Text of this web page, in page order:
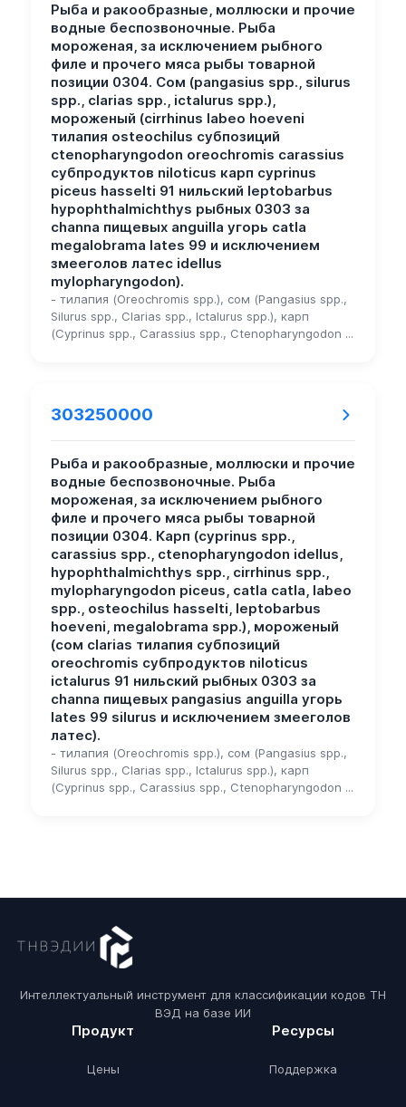
Рыба и ракообразные, моллюски и прочие
водные беспозвоночные. Рыба
мороженая, за исключением рыбного
филе и прочего мяса рыбы товарной
позиции 0304. Сом (pangasius spp., silurus
spp., clarias spp., ictalurus spp.),
мороженый (cirrhinus labeo hoeveni
тилапия osteochilus субпозиций
ctenopharyngodon oreochromis carassius
субпродуктов niloticus карп cyprinus
piceus hasselti 91 нильский leptobarbus
hypophthalmichthys рыбных 0303 за
channa пищевых anguilla угорь catla
megalobrama lates 99 и исключением
змееголов латес idellus
mylopharyngodon).
- тилапия (Oreochromis spp.), сом (Pangasius spp.,
Silurus spp., Clarias spp., Ictalurus spp.), карп
(Cyprinus spp., Carassius spp., Ctenopharyngodon ...
303250000
Рыба и ракообразные, моллюски и прочие
водные беспозвоночные. Рыба
мороженая, за исключением рыбного
филе и прочего мяса рыбы товарной
позиции 0304. Карп (cyprinus spp.,
carassius spp., ctenopharyngodon idellus,
hypophthalmichthys spp., cirrhinus spp.,
mylopharyngodon piceus, catla catla, labeo
spp., osteochilus hasselti, leptobarbus
hoeveni, megalobrama spp.), мороженый
(сом clarias тилапия субпозиций
oreochromis субпродуктов niloticus
ictalurus 91 нильский рыбных 0303 за
channa пищевых pangasius anguilla угорь
lates 99 silurus и исключением змееголов
латес).
- тилапия (Oreochromis spp.), сом (Pangasius spp.,
Silurus spp., Clarias spp., Ictalurus spp.), карп
(Cyprinus spp., Carassius spp., Ctenopharyngodon ...
Интеллектуальный инструмент для классификации кодов ТН
ВЭД на базе ИИ
Продукт
Цены
Ресурсы
Поддержка